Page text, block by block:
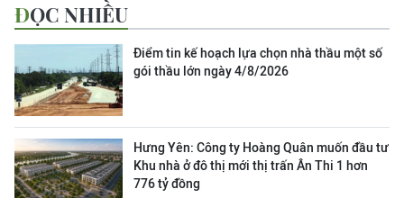
ĐỌC NHIỀU
Điểm tin kế hoạch lựa chọn nhà thầu một số
gói thầu lớn ngày 4/8/2026
Hưng Yên: Công ty Hoàng Quân muốn đầu tư
Khu nhà ở đô thị mới thị trấn Ân Thi 1 hơn
776 tỷ đồng